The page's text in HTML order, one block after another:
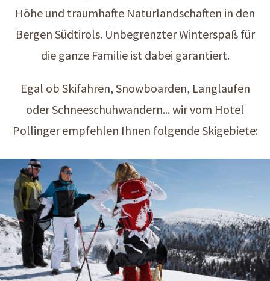
Höhe und traumhafte Naturlandschaften in den
Bergen Südtirols. Unbegrenzter Winterspaß für
die ganze Familie ist dabei garantiert.
Egal ob Skifahren, Snowboarden, Langlaufen
oder Schneeschuhwandern... wir vom Hotel
Pollinger empfehlen Ihnen folgende Skigebiete: